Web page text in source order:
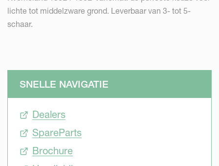
lichte tot middelzware grond. Leverbaar van 3- tot 5-
schaar.
SNELLE NAVIGATIE
Dealers
SpareParts
Brochure